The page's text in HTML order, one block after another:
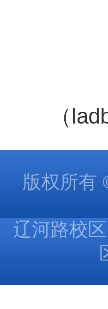
（
版权所有
辽河路校